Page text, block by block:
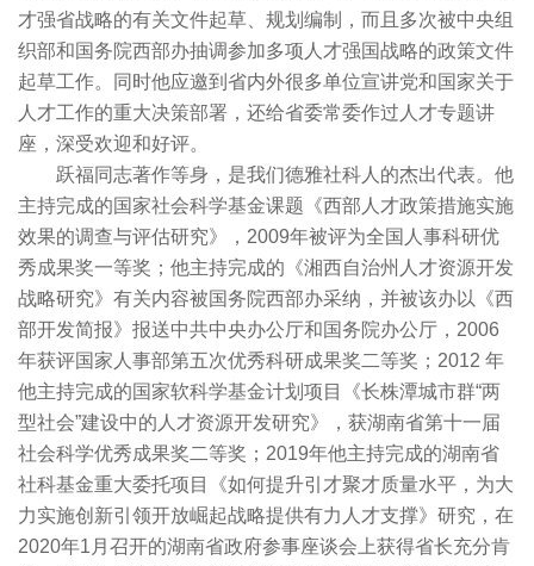
才强省战略的有关文件起草、规划编制，而且多次被中央组
织部和国务院西部办抽调参加多项人才强国战略的政策文件
起草工作。同时他应邀到省内外很多单位宣讲党和国家关于
人才工作的重大决策部署，还给省委常委作过人才专题讲
座，深受欢迎和好评。
跃福同志著作等身，是我们德雅社科人的杰出代表。他
主持完成的国家社会科学基金课题《西部人才政策措施实施
效果的调查与评估研究》，2009年被评为全国人事科研优
秀成果奖一等奖；他主持完成的《湘西自治州人才资源开发
战略研究》有关内容被国务院西部办采纳，并被该办以《西
部开发简报》报送中共中央办公厅和国务院办公厅，2006
年获评国家人事部第五次优秀科研成果奖二等奖；2012 年
他主持完成的国家软科学基金计划项目《长株潭城市群“两
型社会”建设中的人才资源开发研究》，获湖南省第十一届
社会科学优秀成果奖二等奖；2019年他主持完成的湖南省
社科基金重大委托项目《如何提升引才聚才质量水平，为大
力实施创新引领开放崛起战略提供有力人才支撑》研究，在
2020年1月召开的湖南省政府参事座谈会上获得省长充分肯